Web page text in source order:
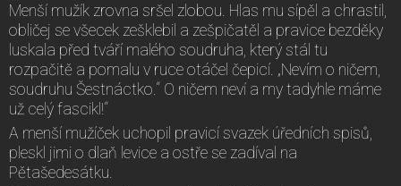
Menší mužík zrovna sršel zlobou. Hlas mu sípěl a chrastil,
obličej se všecek zešklebil a zešpičatěl a pravice bezděky
luskala před tváří malého soudruha, který stál tu
rozpačitě a pomalu v ruce otáčel čepicí. „Nevím o ničem,
soudruhu Šestnáctko.“ O ničem neví a my tadyhle máme
už celý fascikl!“
A menší mužíček uchopil pravicí svazek úředních spisů,
pleskl jimi o dlaň levice a ostře se zadíval na
Pětašedesátku.